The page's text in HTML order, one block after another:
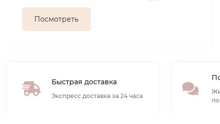
Посмотреть
Быстрая доставка
Экспресс доставка за 24 часа